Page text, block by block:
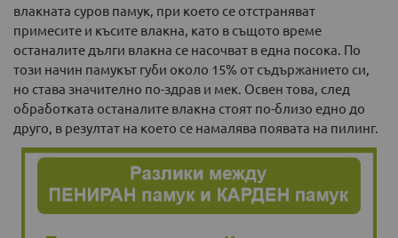
влакната суров памук, при което се отстраняват
примесите и късите влакна, като в същото време
останалите дълги влакна се насочват в една посока. По
този начин памукът губи около 15% от съдържанието си,
но става значително по-здрав и мек. Освен това, след
обработката останалите влакна стоят по-близо едно до
друго, в резултат на което се намалява появата на пилинг.